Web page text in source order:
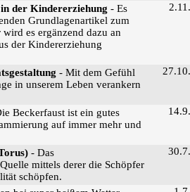
der Kindererziehung - Es
Grundlagenartikel zum
es ergänzend dazu an
der Kindererziehung
- Mit dem Gefühl
in unserem Leben verankern
Beckerfaust ist ein gutes
auf immer mehr und
- Das
mittels derer die Schöpfer
schöpfen.